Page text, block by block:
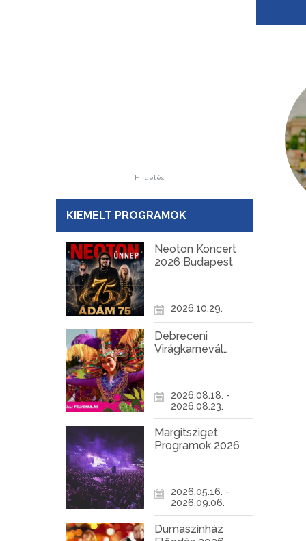
Hirdetés
KIEMELT PROGRAMOK
Neoton Koncert
2026 Budapest
2026.10.29.
Debreceni
Virágkarnevál
2026.08.18. -
2026.08.23.
Margitsziget
Programok 2026
2026.05.16. -
2026.09.06.
Dumaszínház